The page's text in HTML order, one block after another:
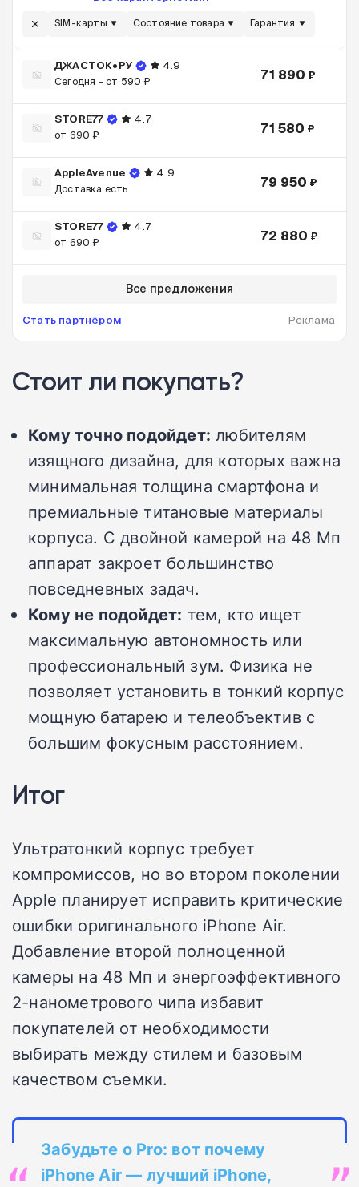
SIM-карты Состояние товара Гарантия
ДЖАСТОК•РУ 4.9
Сегодня - от 590 ₽ 71 890 ₽
STORE77 4.7
от 690 ₽ 71 580 ₽
AppleAvenue 4.9
Доставка есть 79 950 ₽
STORE77 4.7
от 690 ₽ 72 880 ₽
Все предложения
Стать партнёром Реклама
Стоит ли покупать?
Кому точно подойдет: любителям
изящного дизайна, для которых важна
минимальная толщина смартфона и
премиальные титановые материалы
корпуса. С двойной камерой на 48 Мп
аппарат закроет большинство
повседневных задач.
Кому не подойдет: тем, кто ищет
максимальную автономность или
профессиональный зум. Физика не
позволяет установить в тонкий корпус
мощную батарею и телеобъектив с
большим фокусным расстоянием.
Итог
Ультратонкий корпус требует
компромиссов, но во втором поколении
Apple планирует исправить критические
ошибки оригинального iPhone Air.
Добавление второй полноценной
камеры на 48 Мп и энергоэффективного
2-нанометрового чипа избавит
покупателей от необходимости
выбирать между стилем и базовым
качеством съемки.
Забудьте о Pro: вот почему
iPhone Air — лучший iPhone,